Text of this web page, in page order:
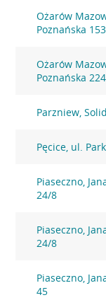
Ożarów
Poznańska 153
Ożarów
Poznańska 224
Parzniew,
Pęcice, ul.
Piaseczno,
24/8
Piaseczno,
24/8
Piaseczno,
45